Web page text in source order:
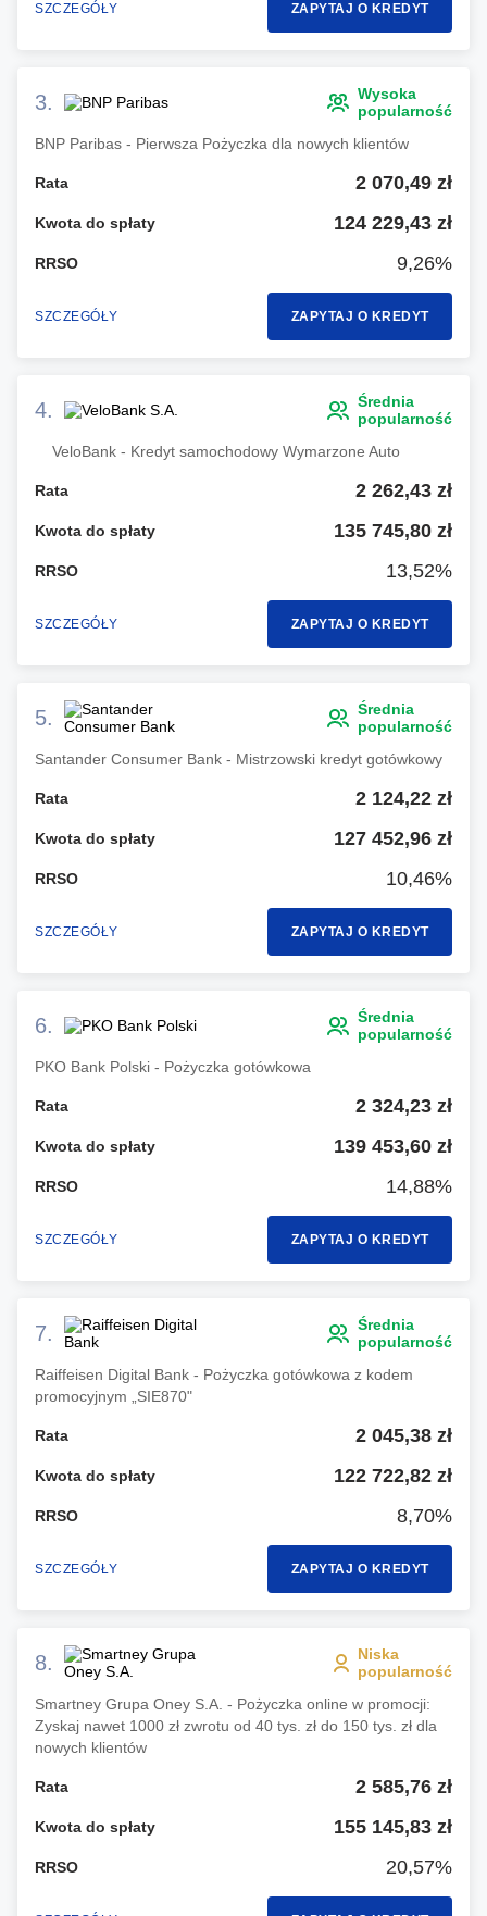
SZCZEGÓŁY ZAPYTAJ O KREDYT
3.
Wysoka
popularność
BNP Paribas - Pierwsza Pożyczka dla nowych klientów
RRSO 9,26%
Rata 2 070,49 zł
Kwota do spłaty 124 229,43 zł
SZCZEGÓŁY ZAPYTAJ O KREDYT
4.
Średnia
popularność
VeloBank - Kredyt samochodowy Wymarzone Auto
RRSO 13,52%
Rata 2 262,43 zł
Kwota do spłaty 135 745,80 zł
SZCZEGÓŁY ZAPYTAJ O KREDYT
5.
Średnia
popularność
Santander Consumer Bank - Mistrzowski kredyt gotówkowy
RRSO 10,46%
Rata 2 124,22 zł
Kwota do spłaty 127 452,96 zł
SZCZEGÓŁY ZAPYTAJ O KREDYT
6.
Średnia
popularność
PKO Bank Polski - Pożyczka gotówkowa
RRSO 14,88%
Rata 2 324,23 zł
Kwota do spłaty 139 453,60 zł
SZCZEGÓŁY ZAPYTAJ O KREDYT
7.
Średnia
popularność
Raiffeisen Digital Bank - Pożyczka gotówkowa z kodem
promocyjnym „SIE870"
RRSO 8,70%
Rata 2 045,38 zł
Kwota do spłaty 122 722,82 zł
SZCZEGÓŁY ZAPYTAJ O KREDYT
8.
Niska
popularność
Smartney Grupa Oney S.A. - Pożyczka online w promocji:
Zyskaj nawet 1000 zł zwrotu od 40 tys. zł do 150 tys. zł dla
nowych klientów
RRSO 20,57%
Rata 2 585,76 zł
Kwota do spłaty 155 145,83 zł